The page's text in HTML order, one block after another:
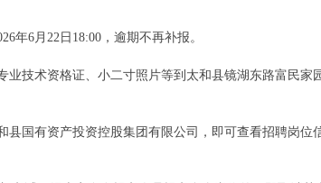
年6月22日18:00，逾期不再补报。
技术资格证、小二寸照片等到太和县镜湖东路富民家
国有资产投资控股集团有限公司，即可查看招聘岗位